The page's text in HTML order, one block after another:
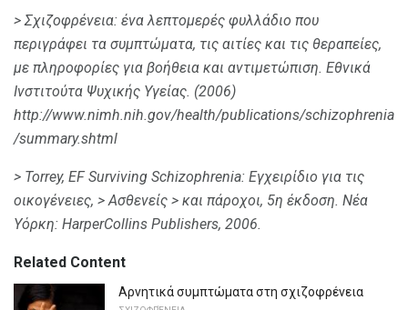
>Σχιζοφρένεια: ένα λεπτομερές φυλλάδιο που
περιγράφει τα συμπτώματα, τις αιτίες και τις θεραπείες,
με πληροφορίες για βοήθεια και αντιμετώπιση. Εθνικά
Ινστιτούτα Ψυχικής Υγείας. (2006)
http://www.nimh.nih.gov/health/publications/schizophrenia
/summary.shtml
> Torrey, EFSurviving Schizophrenia: Εγχειρίδιο για τις
οικογένειες, > Ασθενείς > και πάροχοι, 5η έκδοση. Νέα
Υόρκη: HarperCollins Publishers, 2006.
Related Content
Αρνητικά συμπτώματα στη σχιζοφρένεια